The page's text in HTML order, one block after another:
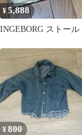
¥5,888
INGEBORG ストール
¥800